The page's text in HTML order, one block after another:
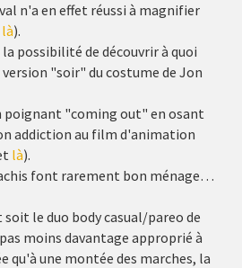
n'a en effet réussi à magnifier
là).
la possibilité de découvrir à quoi
"soir" du costume de Jon
poignant "coming out" en osant
addiction au film d'animation
là).
font rarement bon ménage…
le duo body casual/pareo de
moins davantage approprié à
qu'à une montée des marches, la